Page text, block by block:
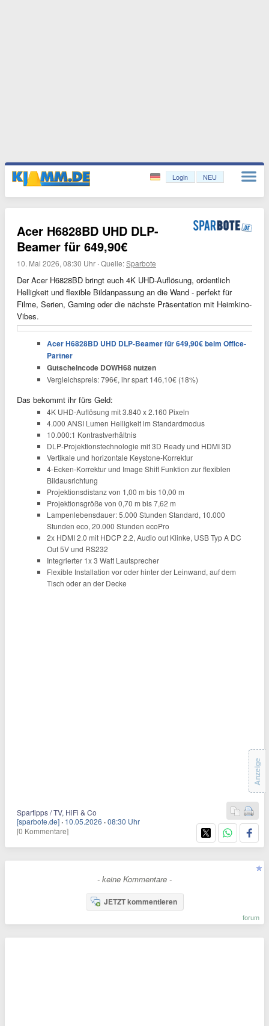
Login NEU
Acer H6828BD UHD DLP-
Beamer für 649,90€
10. Mai 2026, 08:30 Uhr ·Quelle:Sparbote
Der Acer H6828BD bringt euch 4K UHD-Auflösung, ordentlich
Helligkeit und flexible Bildanpassung an die Wand - perfekt für
Filme, Serien, Gaming oder die nächste Präsentation mit Heimkino-
Vibes.
Acer H6828BD UHD DLP-Beamer für 649,90€ beim Office-
Partner
Gutscheincode DOWH68 nutzen
Vergleichspreis: 796€, ihr spart 146,10€ (18%)
Das bekommt ihr fürs Geld:
4K UHD-Auflösung mit 3.840 x 2.160 Pixeln
4.000 ANSI Lumen Helligkeit im Standardmodus
10.000:1 Kontrastverhältnis
DLP-Projektionstechnologie mit 3D Ready und HDMI 3D
Vertikale und horizontale Keystone-Korrektur
4-Ecken-Korrektur und Image Shift Funktion zur flexiblen
Bildausrichtung
Projektionsdistanz von 1,00 m bis 10,00 m
Projektionsgröße von 0,70 m bis 7,62 m
Lampenlebensdauer: 5.000 Stunden Standard, 10.000
Stunden eco, 20.000 Stunden ecoPro
2x HDMI 2.0 mit HDCP 2.2, Audio out Klinke, USB Typ A DC
Out 5V und RS232
Integrierter 1x 3 Watt Lautsprecher
Flexible Installation vor oder hinter der Leinwand, auf dem
Tisch oder an der Decke
Spartipps / TV, HiFi & Co
[sparbote.de] · 10.05.2026 ·08:30 Uhr
[0 Kommentare]
Anzeige
- keine Kommentare -
JETZT kommentieren
forum